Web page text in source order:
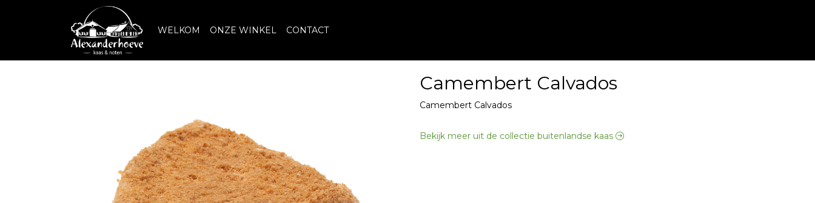
WELKOM ONZE WINKEL CONTACT
Camembert Calvados
Camembert Calvados
Bekijk meer uit de collectie buitenlandse kaas